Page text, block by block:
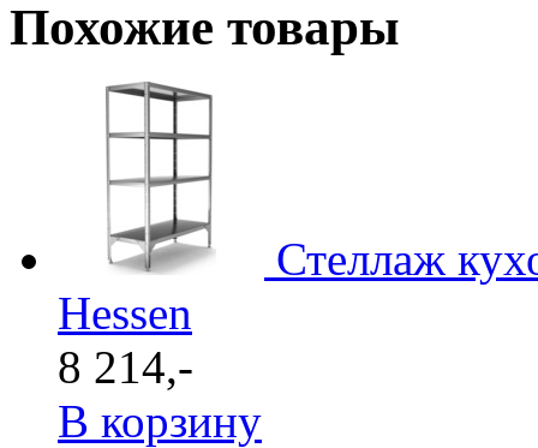
Похожие товары
Стеллаж
Hessen
8 214,-
В корзину